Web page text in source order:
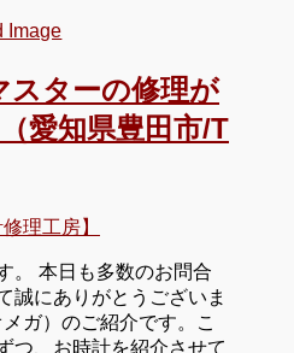
スターの修理が
愛知県豊田市/T
理工房】
。 本日も多数のお問合
誠にありがとうございま
ガ）のご紹介です。こ
つ、お時計を紹介させて